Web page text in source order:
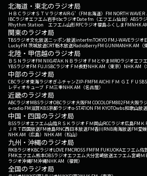
北海道・東北のラジオ局
ＨＢＣラジオＳＴＶラジオAIR-G'（FM北海道） FM NORTH WAVE
IBCラジオエフエム岩手tbcラジオDate fm（エフエム仙台） ABSラ
Rhythm Station エフエム山形RFCラジオ福島ふくしまFMNHK
関東のラジオ局
TBSラジオ文化放送ニッポン放送interfmTOKYO FMJ-WAVEラジオ
LuckyFM 茨城放送CRT栃木放送RadioBerryFM GUNMANHK AM（
北陸・甲信越のラジオ局
ＢＳＮラジオFM NIIGATAＫＮＢラジオ ＦＭとやまMROラジオエフ
YBSラジオFM FUJISBCラジオ ＦＭ長野NHK AM（東京） NHK AM（
中部のラジオ局
CBCラジオ東海ラジオぎふチャンZIP-FMFM AICHI ＦＭ ＧＩＦＵ
レディオキューブ ＦＭ三重NHK AM（名古屋）
近畿のラジオ局
ABCラジオMBSラジオOBCラジオ大阪FM COCOLOFM802FM大阪ラ
e-radio FM滋賀KBS京都ラジオα-STATION FM KYOTOwbs和歌山放送
中国・四国のラジオ局
BSSラジオエフエム山陰ＲＳＫラジオ ＦＭ岡山RCCラジオ広島FM Ｋ
ＪＲＴ四国放送FM徳島RNC西日本放送FM香川RNB南海放送FM愛媛
NHK AM（広島） NHK AM（松山）
九州・沖縄のラジオ局
RKBラジオKBCラジオLOVE FMCROSS FMFM FUKUOKAエフエム佐
FMKエフエム熊本OBSラジオエフエム大分宮崎放送エフエム宮崎Ｍ
ラジオ沖縄FM沖縄NHK AM（福岡）
全国のラジオ局